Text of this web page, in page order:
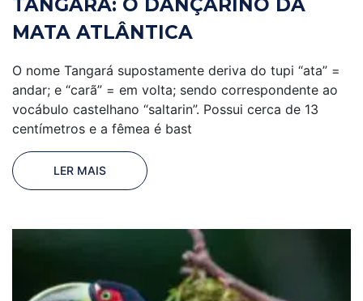
TANGARÁ: O DANÇARINO DA
MATA ATLÂNTICA
O nome Tangará supostamente deriva do tupi “ata” =
andar; e “carã” = em volta; sendo correspondente ao
vocábulo castelhano “saltarin”. Possui cerca de 13
centímetros e a fêmea é bast
LER MAIS